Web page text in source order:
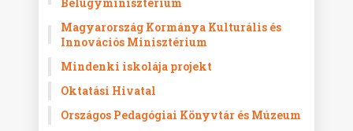
Magyarország Kormánya Kulturális és
Innovációs Minisztérium
Mindenki iskolája projekt
Oktatási Hivatal
Országos Pedagógiai Könyvtár és Múzeum